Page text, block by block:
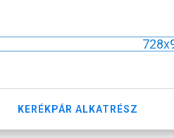
KERÉKPÁR ALKATRÉSZ